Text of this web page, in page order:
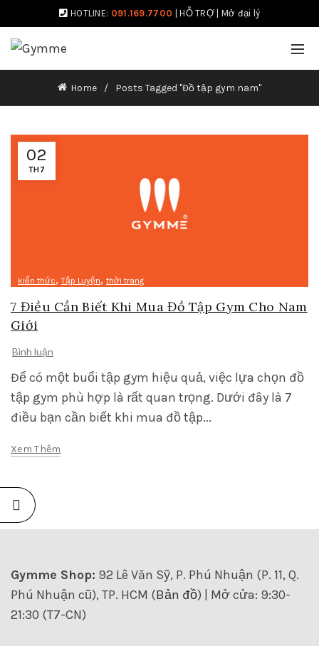
HOTLINE: 091.169.7700 |HỖ TRỢ Mở đại lý
Home Posts Tagged "Đồ tập gym nam"
02
TH7
kiến thức,Tập Luyện, thời trang
7 Điều Cần Biết Khi Mua Đồ Tập Gym Cho Nam
Giới
Bình luận
Để có một buổi tập gym hiệu quả, việc lựa chọn đồ
tập gym phù hợp là rất quan trọng. Dưới đây là 7
điều bạn cần biết khi mua đồ tập...
Xem Thêm
Gymme Shop: 92 Lê Văn Sỹ, P. Phú Nhuận (P. 11, Q.
Phú Nhuận cũ), TP. HCM (Bản đồ) | Mở cửa: 9:30-
21:30 (T7-CN)